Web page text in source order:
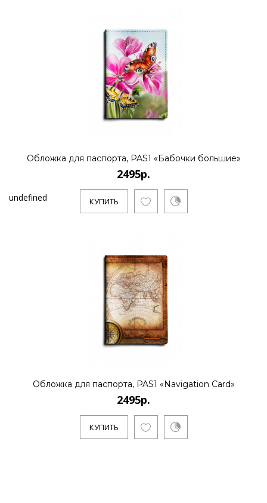
Обложка для паспорта, PAS1 «Бабочки большие»
2495р.
КУПИТЬ
undefined
Обложка для паспорта, PAS1 «Navigation Card»
2495р.
КУПИТЬ